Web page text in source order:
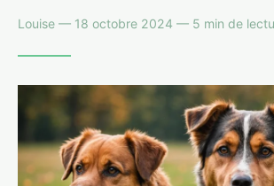
Louise — 18 octobre 2024 — 5 min de